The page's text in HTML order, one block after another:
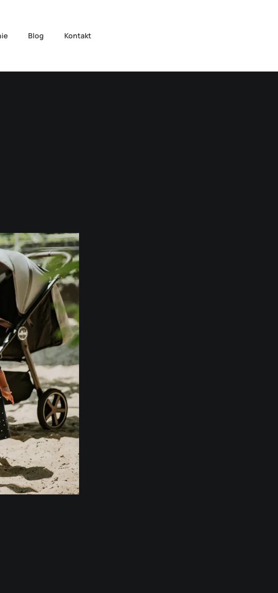
Blog Kontakt